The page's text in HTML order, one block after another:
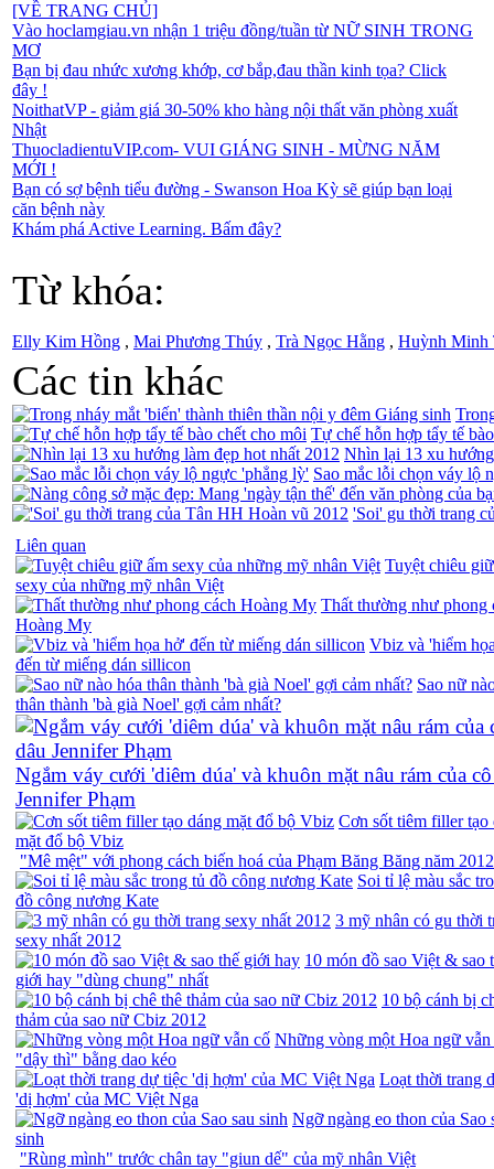
[VỀ TRANG CHỦ]
Vào hoclamgiau.vn nhận 1 triệu đồng/tuần từ NỮ SINH TRONG
MƠ
Bạn bị đau nhức xương khớp, cơ bắp,đau thần kinh tọa? Click
đây !
NoithatVP - giảm giá 30-50% kho hàng nội thất văn phòng xuất
Nhật
ThuocladientuVIP.com- VUI GIÁNG SINH - MỪNG NĂM
MỚI !
Bạn có sợ bệnh tiểu đường - Swanson Hoa Kỳ sẽ giúp bạn loại
căn bệnh này
Khám phá Active Learning. Bấm đây?
Từ khóa:
Elly Kim Hồng , Mai Phương Thúy , Trà Ngọc Hằng , Huỳnh Minh
Các tin khác
Tự chế hỗn hợp tẩy tế
Nhìn lại 13 xu
Sao mắc lỗi chọn váy lộ
'Soi' gu thời trang
Liên quan
Tuyệt chiêu
sexy của những mỹ nhân Việt
Thất thường như phong
Hoàng My
Vbiz và 'hiểm
đến từ miếng dán sillicon
Sao nữ
thân thành 'bà già Noel' gợi cảm nhất?
Ngắm váy cưới 'diêm dúa' và khuôn mặt nâu rám của
Jennifer Phạm
Cơn sốt tiêm filler tạo
mặt đổ bộ Vbiz
"Mê mệt" với phong cách biến hoá của Phạm Băng Băng năm 2012
Soi tỉ lệ màu sắc
đồ công nương Kate
3 mỹ nhân có gu thời
sexy nhất 2012
10 món đồ sao Việt & sao
giới hay "dùng chung" nhất
10 bộ cánh bị
thảm của sao nữ Cbiz 2012
Những vòng một Hoa ngữ vẫn
"dậy thì" bằng dao kéo
Loạt thời trang
'dị hợm' của MC Việt Nga
Ngỡ ngàng eo thon của Sao
sinh
"Rùng mình" trước chân tay "giun dế" của mỹ nhân Việt